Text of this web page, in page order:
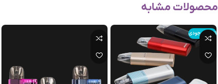
محصولات مشابه
اتمام موجودی